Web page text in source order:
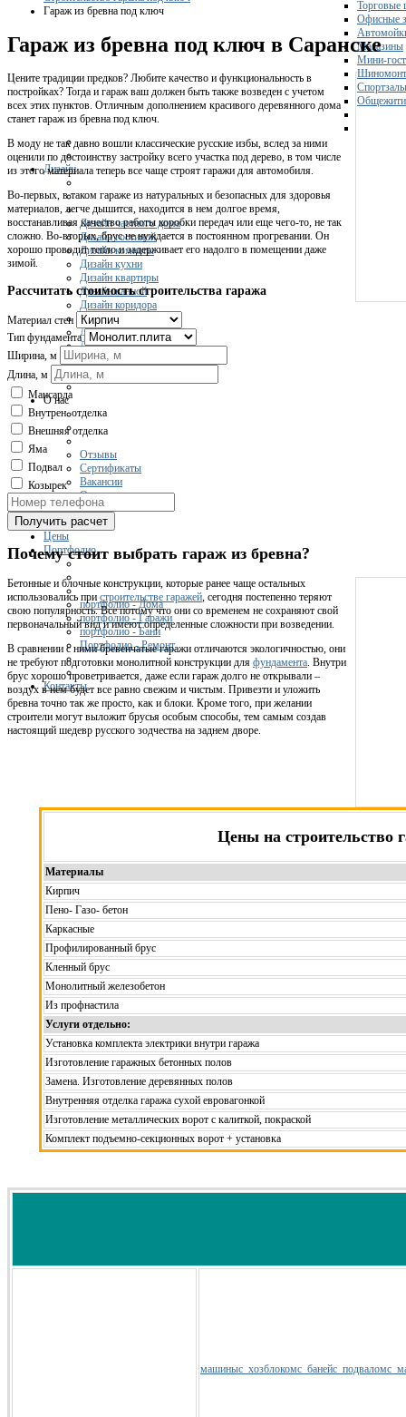
Торговые
Офисные
Магазины
Мини-
Спортзалы
Дизайн
Дизайн частного дома
Дизайн гостиной
Дизайн комнаты
Дизайн кухни
Дизайн квартиры
Дизайн ванной
Дизайн коридора
Дизайн кафе
Дизайн спальни
Дизайн ресторана
Дизайн офисов
О нас
Отзывы
Сертификаты
Вакансии
О компании
Цены
Портфолио
портфолио - Дома
портфолио - Гаражи
портфолио - Бани
Портфолио - Ремонт
Контакты
Гараж из бревна под ключ
Гараж из бревна под ключ в Саранске
Цените традиции предков? Любите качество и функциональность в
постройках? Тогда и гараж ваш должен быть также возведен с учетом
всех этих пунктов. Отличным дополнением красивого деревянного дома
станет гараж из бревна под ключ.
В моду не так давно вошли классические русские избы, вслед за ними
оценили по достоинству застройку всего участка под дерево, в том числе
из этого материала теперь все чаще строят гаражи для автомобиля.
Во-первых, в таком гараже из натуральных и безопасных для здоровья
материалов, легче дышится, находится в нем долгое время,
восстанавливая качество работы коробки передач или еще чего-то, не так
сложно. Во-вторых, брус не нуждается в постоянном прогревании. Он
хорошо проводит тепло и задерживает его надолго в помещении даже
зимой.
Рассчитать стоимость строительства гаража
Материал стен
Тип фундамента
Ширина, м
Длина, м
Мансарда
Внутрен. отделка
Внешняя отделка
Яма
Подвал
Козырек
Получить расчет
Почему стоит выбрать гараж из бревна?
Бетонные и блочные конструкции, которые ранее чаще остальных
использовались при строительстве гаражей, сегодня постепенно теряют
свою популярность. Все потому что они со временем не сохраняют свой
первоначальный вид и имеют определенные сложности при возведении.
В сравнении с ними бревенчатые гаражи отличаются экологичностью, они
не требуют подготовки монолитной конструкции для фундамента. Внутри
брус хорошо проветривается, даже если гараж долго не открывали –
воздух в нем будет все равно свежим и чистым. Привезти и уложить
бревна точно так же просто, как и блоки. Кроме того, при желании
строители могут выложит брусья особым способы, тем самым создав
настоящий шедевр русского зодчества на заднем дворе.
Цены на строительство
Материалы
Кирпич
Пено- Газо- бетон
Каркасные
Профилированный брус
Кленный брус
Монолитный железобетон
Из профнастила
Услуги отдельно:
Установка комплекта электрики внутри гаража
Изготовление гаражных бетонных полов
Замена. Изготовление деревянных полов
Внутренняя отделка гаража сухой евровагонкой
Изготовление металлических ворот с калиткой, покраской
Комплект подъемно-секционных ворот + установка
машиныс_хозблокомс_банейс_подвалом